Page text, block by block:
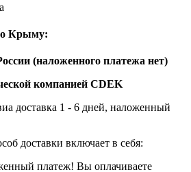
Крыму:
(наложенного платежа нет)
компанией CDEK
доставка 1 - 6 дней, наложенный
доставки включает в себя:
платеж! Вы оплачиваете